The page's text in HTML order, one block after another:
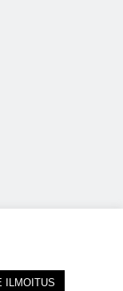
ILMOITUS